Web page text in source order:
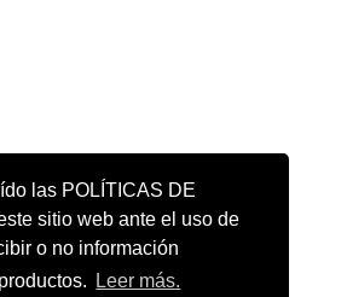
las POLÍTICAS DE
sitio web ante el uso de
o no información
Leer más.